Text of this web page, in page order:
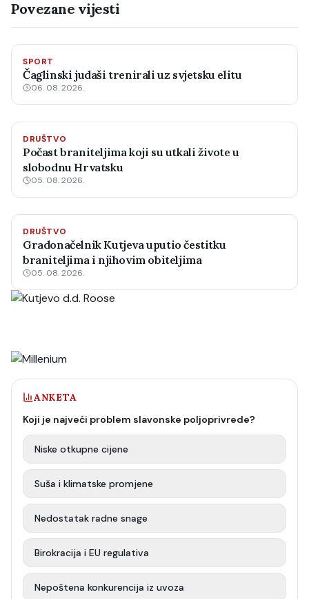
Povezane vijesti
SPORT
Čaglinski judaši trenirali uz svjetsku elitu
06. 08. 2026.
DRUŠTVO
Počast braniteljima koji su utkali živote u
slobodnu Hrvatsku
05. 08. 2026.
DRUŠTVO
Gradonačelnik Kutjeva uputio čestitku
braniteljima i njihovim obiteljima
05. 08. 2026.
ANKETA
Koji je najveći problem slavonske poljoprivrede?
Niske otkupne cijene
Suša i klimatske promjene
Nedostatak radne snage
Birokracija i EU regulativa
Nepoštena konkurencija iz uvoza